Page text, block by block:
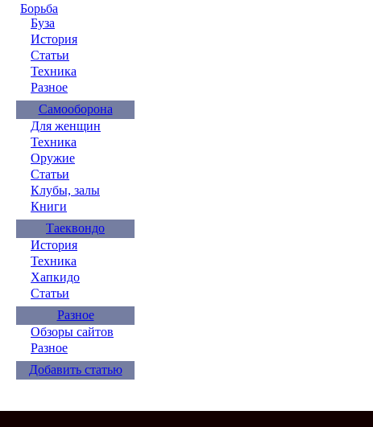
Борьба
Буза
История
Статьи
Техника
Разное
Самооборона
Для женщин
Техника
Оружие
Статьи
Клубы, залы
Книги
Таеквондо
История
Техника
Хапкидо
Статьи
Разное
Обзоры сайтов
Разное
Добавить статью